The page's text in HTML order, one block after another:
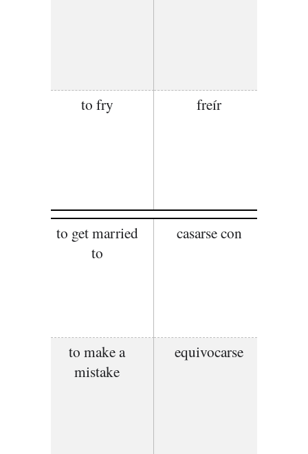
to fry freír
to get married
to
casarse con
to make a
mistake
equivocarse